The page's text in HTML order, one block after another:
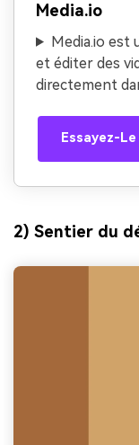
Media.io
Media.io est
et éditer des
directement
Essayez-
2) Sentier du